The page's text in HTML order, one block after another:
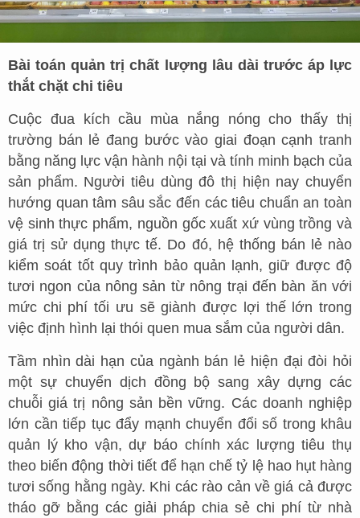
Bài toán quản trị chất lượng lâu dài trước áp lực
thắt chặt chi tiêu
Cuộc đua kích cầu mùa nắng nóng cho thấy thị
trường bán lẻ đang bước vào giai đoạn cạnh tranh
bằng năng lực vận hành nội tại và tính minh bạch của
sản phẩm. Người tiêu dùng đô thị hiện nay chuyển
hướng quan tâm sâu sắc đến các tiêu chuẩn an toàn
vệ sinh thực phẩm, nguồn gốc xuất xứ vùng trồng và
giá trị sử dụng thực tế. Do đó, hệ thống bán lẻ nào
kiểm soát tốt quy trình bảo quản lạnh, giữ được độ
tươi ngon của nông sản từ nông trại đến bàn ăn với
mức chi phí tối ưu sẽ giành được lợi thế lớn trong
việc định hình lại thói quen mua sắm của người dân.
Tầm nhìn dài hạn của ngành bán lẻ hiện đại đòi hỏi
một sự chuyển dịch đồng bộ sang xây dựng các
chuỗi giá trị nông sản bền vững. Các doanh nghiệp
lớn cần tiếp tục đẩy mạnh chuyển đổi số trong khâu
quản lý kho vận, dự báo chính xác lượng tiêu thụ
theo biến động thời tiết để hạn chế tỷ lệ hao hụt hàng
tươi sống hằng ngày. Khi các rào cản về giá cả được
tháo gỡ bằng các giải pháp chia sẻ chi phí từ nhà